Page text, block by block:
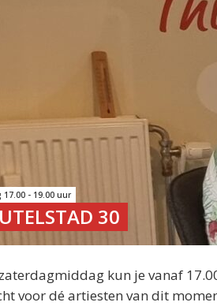
17.00 - 19.00 uur
30
kun je vanaf
voor dé artiesten van dit